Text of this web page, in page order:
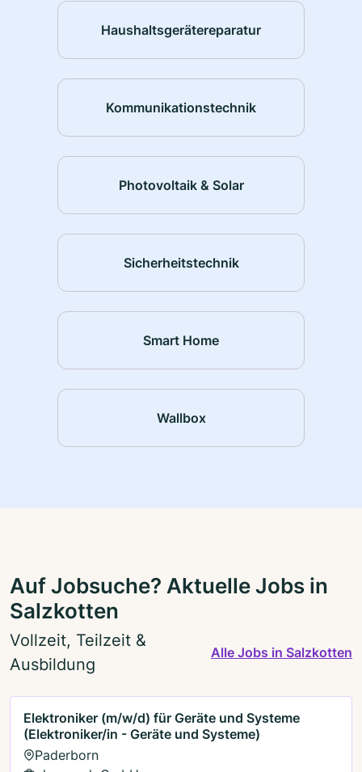
Haushaltsgerätereparatur
Kommunikationstechnik
Photovoltaik & Solar
Sicherheitstechnik
Smart Home
Wallbox
Auf Jobsuche? Aktuelle Jobs in
Salzkotten
Vollzeit, Teilzeit &
Ausbildung
Alle Jobs in Salzkotten
Elektroniker (m/w/d) für Geräte und Systeme
(Elektroniker/in - Geräte und Systeme)
Paderborn